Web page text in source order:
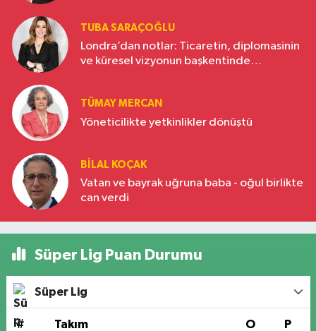
TUBA SARAÇOĞLU
Londra’dan notlar: Ticaretin, diplomasinin
ve küresel vizyonun başkentinde
TÜMAY MERCAN
Yöneticilikte yetkinlikler dönüştü
BILAL KOÇAK
Vatan ve bayrak uğruna baba - oğul birlikte
can verdi
Süper Lig Puan Durumu
Süper Lig
# Takım O P